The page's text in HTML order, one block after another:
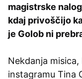
magistrske
kdaj privoščijo
je Golob ni
Nekdanja
instagramu Tina